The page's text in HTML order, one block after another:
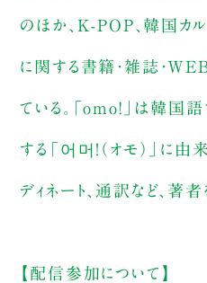
のほか、K-POP、韓国カ
に関する書籍・雑誌・
ている。「omo!」は韓国語
する「어머！（オモ）」に由
ディネート、通訳など、著
【配信参加について】